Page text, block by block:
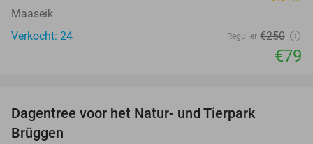
Maaseik
Verkocht: 24
Regulier €250
€79
Dagentree voor het Natur- und Tierpark
Brüggen